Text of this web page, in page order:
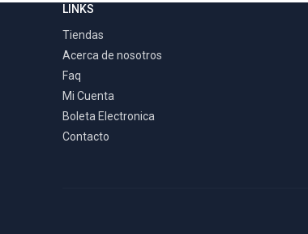
LINKS
Tiendas
Acerca de nosotros
Faq
Mi Cuenta
Boleta Electronica
Contacto